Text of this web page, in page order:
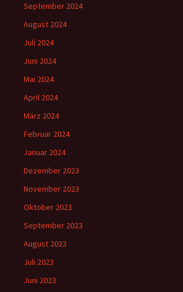
September 2024
August 2024
Juli 2024
Juni 2024
Mai 2024
April 2024
März 2024
Februar 2024
Januar 2024
Dezember 2023
November 2023
Oktober 2023
September 2023
August 2023
Juli 2023
Juni 2023